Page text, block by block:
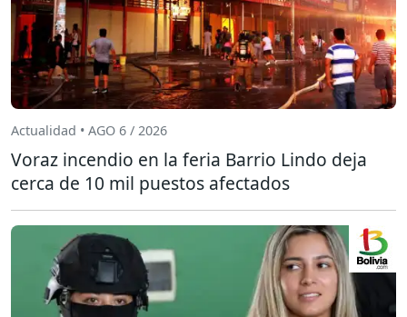
Actualidad • AGO 6 / 2026
Voraz incendio en la feria Barrio Lindo deja
cerca de 10 mil puestos afectados